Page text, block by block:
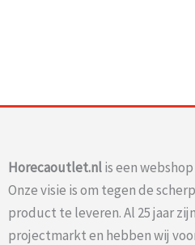
Horecaoutlet.nlis een
Onze visie is om tegen de
product te leveren. Al 25 jaar
projectmarkt en hebben wij